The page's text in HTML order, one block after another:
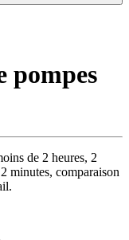
pompes
de 2 heures, 2
2 minutes, comparaison